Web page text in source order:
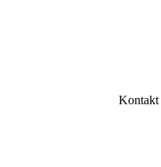
Kontakt